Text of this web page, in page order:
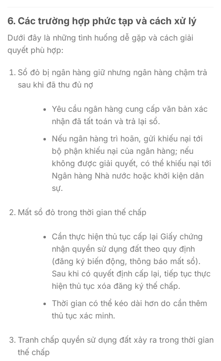
6. Các trường hợp phức tạp và cách xử lý
Dưới đây là những tình huống dễ gặp và cách giải
quyết phù hợp:
Sổ đỏ bị ngân hàng giữ nhưng ngân hàng chậm trả
sau khi đã thu đủ nợ
Yêu cầu ngân hàng cung cấp văn bản xác
nhận đã tất toán và trả lại sổ.
Nếu ngân hàng trì hoãn, gửi khiếu nại tới
bộ phận khiếu nại của ngân hàng; nếu
không được giải quyết, có thể khiếu nại tới
Ngân hàng Nhà nước hoặc khởi kiện dân
sự.
Mất sổ đỏ trong thời gian thế chấp
Cần thực hiện thủ tục cấp lại Giấy chứng
nhận quyền sử dụng đất theo quy định
(đăng ký biến động, thông báo mất sổ).
Sau khi có quyết định cấp lại, tiếp tục thực
hiện thủ tục xóa đăng ký thế chấp.
Thời gian có thể kéo dài hơn do cần thêm
thủ tục xác minh.
Tranh chấp quyền sử dụng đất xảy ra trong thời gian
thế chấp